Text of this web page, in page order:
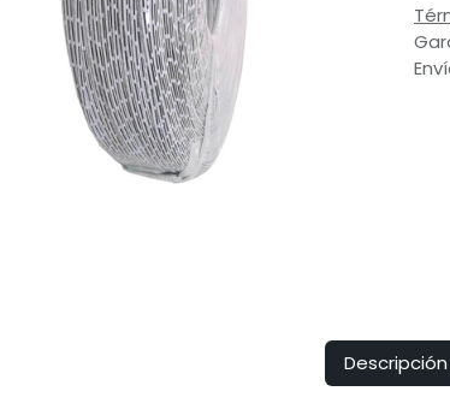
Descripción